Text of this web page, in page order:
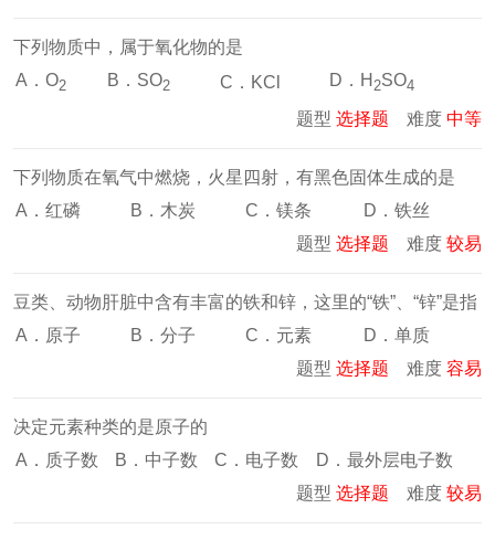
下列物质中，属于氧化物的是
A．O2 B．SO2 C．KCl D．H 2SO4
题型 选择题 难度 中等
下列物质在氧气中燃烧，火星四射，有黑色固体生成的是
A．红磷
B．木炭 C．镁条
D．铁丝
题型 选择题 难度 较易
豆类、动物肝脏中含有丰富的铁和锌，这里的“铁”、“锌”是指
A．原子
B．分子 C．元素
D．单质
题型 选择题 难度 容易
决定元素种类的是原子的
A．质子数
B．中子数 C．电子数
D．最外层电子数
题型 选择题 难度 较易